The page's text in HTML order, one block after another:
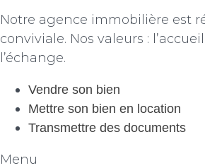
Notre agence immobilière est
conviviale. Nos valeurs :
l’échange.
Vendre son bien
Mettre son bien en location
Transmettre des documents
Menu